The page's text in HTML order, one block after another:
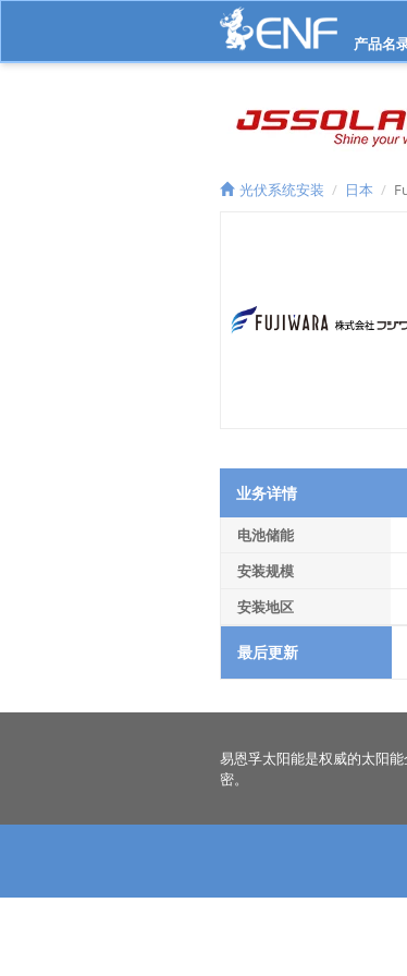
产品名
光伏系统安装 日本
业务详情
电池储能
安装规模
安装地区
最后更新
易恩孚太阳能是权威的太阳
密。